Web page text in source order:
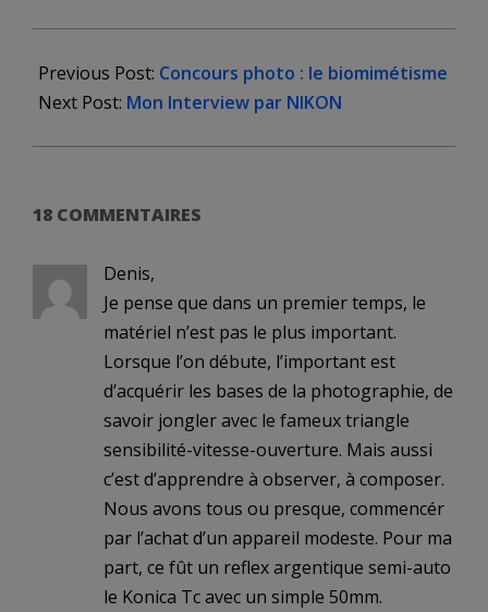
03-
25
Previous Post: Concours photo : le biomimétisme
Next Post: Mon Interview par NIKON
18 COMMENTAIRES
Denis,
Je pense que dans un premier temps, le
matériel n’est pas le plus important.
Lorsque l’on débute, l’important est
d’acquérir les bases de la photographie, de
savoir jongler avec le fameux triangle
sensibilité-vitesse-ouverture. Mais aussi
c’est d’apprendre à observer, à composer.
Nous avons tous ou presque, commencér
par l’achat d’un appareil modeste. Pour ma
part, ce fût un reflex argentique semi-auto
le Konica Tc avec un simple 50mm.